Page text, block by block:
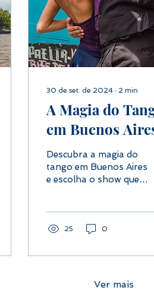
30 de set. de 2024 ∙ 2 min
A Magia do
em Buenos
Como Escolher o
Show Ideal
Descubra a magia do
tango em Buenos Aires
e escolha o show que
história e elegância, e
25 0
Ver mais